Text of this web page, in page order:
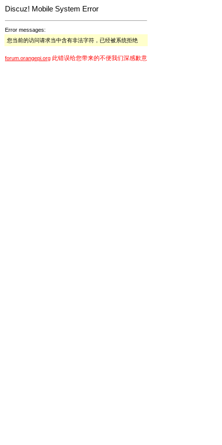
Discuz! Mobile System Error
Error messages:
您当前的访问请求当中含有非法字符，已经被系统拒绝
forum.orangepi.org 此错误给您带来的不便我们深感歉意